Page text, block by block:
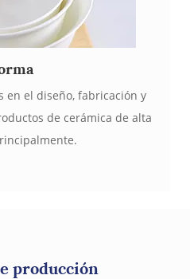
en el diseño, fabricación y
de cerámica de alta
producción